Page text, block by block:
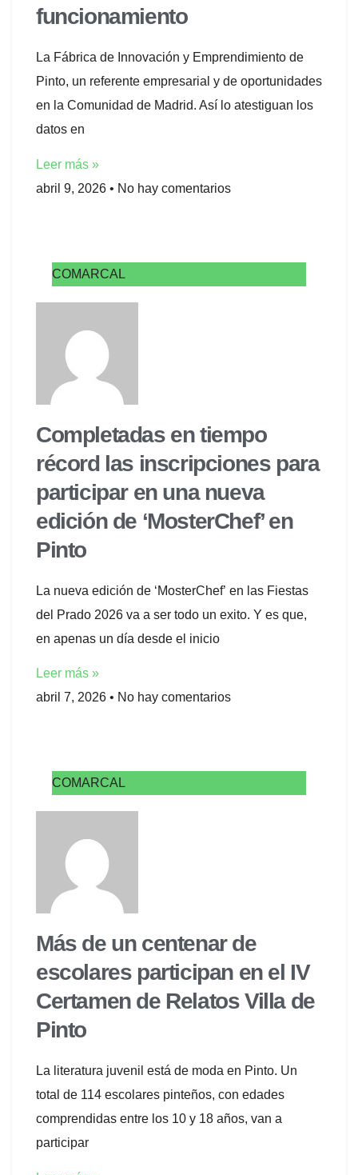
funcionamiento
La Fábrica de Innovación y Emprendimiento de
Pinto, un referente empresarial y de oportunidades
en la Comunidad de Madrid. Así lo atestiguan los
datos en
Leer más »
abril 9, 2026
No hay comentarios
COMARCAL
Completadas en tiempo
récord las inscripciones para
participar en una nueva
edición de ‘MosterChef’ en
Pinto
La nueva edición de ‘MosterChef’ en las Fiestas
del Prado 2026 va a ser todo un exito. Y es que,
en apenas un día desde el inicio
Leer más »
abril 7, 2026
No hay comentarios
COMARCAL
Más de un centenar de
escolares participan en el IV
Certamen de Relatos Villa de
Pinto
La literatura juvenil está de moda en Pinto. Un
total de 114 escolares pinteños, con edades
comprendidas entre los 10 y 18 años, van a
participar